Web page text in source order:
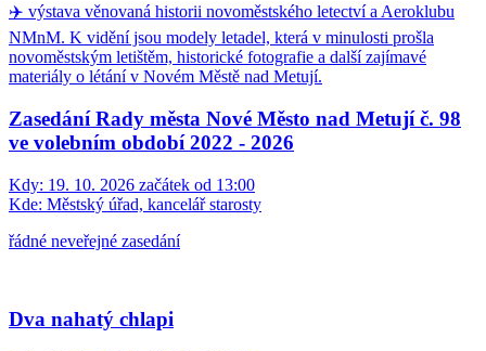
✈️ výstava věnovaná historii novoměstského letectví a Aeroklubu
NMnM. K vidění jsou modely letadel, která v minulosti prošla
novoměstským letištěm, historické fotografie a další zajímavé
materiály o létání v Novém Městě nad Metují.
Zasedání Rady města Nové Město nad Metují č. 98
ve volebním období 2022 - 2026
Kdy: 19. 10. 2026 začátek od 13:00
Kde: Městský úřad, kancelář starosty
řádné neveřejné zasedání
Dva nahatý chlapi